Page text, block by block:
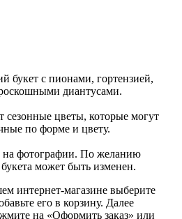
букет с пионами, гортензией,
диантусами.
сезонные цветы, которые могут
по форме и цвету.
на фотографии. По желанию
букета может быть изменен.
интернет-магазине выберите
его в корзину. Далее
на «Оформить заказ» или